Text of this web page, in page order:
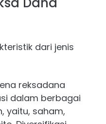
dari jenis
reksadana
dalam berbagai
yaitu, saham,